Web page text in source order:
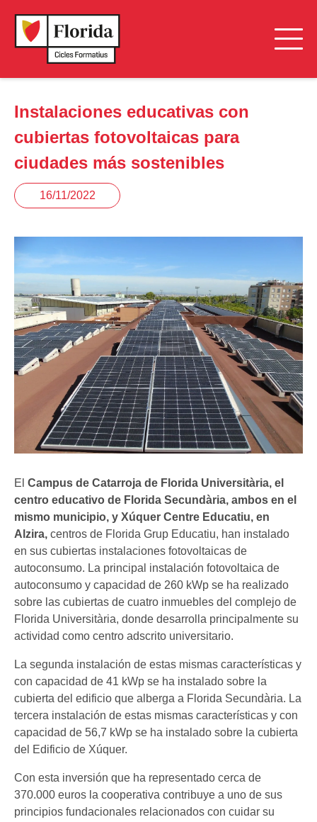
Instalaciones educativas con
cubiertas fotovoltaicas para
ciudades más sostenibles
16/11/2022
El Campus de Catarroja de Florida Universitària, el
centro educativo de Florida Secundària, ambos en el
mismo municipio, y Xúquer Centre Educatiu, en
Alzira, centros de Florida Grup Educatiu, han instalado
en sus cubiertas instalaciones fotovoltaicas de
autoconsumo. La principal instalación fotovoltaica de
autoconsumo y capacidad de 260 kWp se ha realizado
sobre las cubiertas de cuatro inmuebles del complejo de
Florida Universitària, donde desarrolla principalmente su
actividad como centro adscrito universitario.
La segunda instalación de estas mismas características y
con capacidad de 41 kWp se ha instalado sobre la
cubierta del edificio que alberga a Florida Secundària. La
tercera instalación de estas mismas características y con
capacidad de 56,7 kWp se ha instalado sobre la cubierta
del Edificio de Xúquer.
Con esta inversión que ha representado cerca de
370.000 euros la cooperativa contribuye a uno de sus
principios fundacionales relacionados con cuidar su